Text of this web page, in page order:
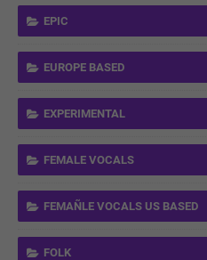
EPIC
EUROPE BASED
EXPERIMENTAL
FEMALE VOCALS
FEMAÑLE VOCALS US BASED
FOLK